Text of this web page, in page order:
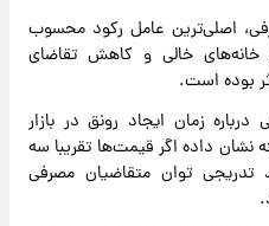
اصلی‌ترین عامل رکود محسوب
خالی و کاهش تقاضای
بوده است.
زمان ایجاد رونق در بازار
نشان داده اگر قیمت‌ها تقریبا سه
توان متقاضیان مصرفی